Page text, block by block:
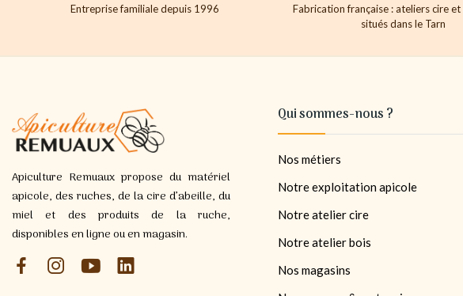
Entreprise familiale depuis 1996
Fabrication française : ateliers cire
situés dans le Tarn
Apiculture Remuaux propose du matériel
apicole, des ruches, de la cire d’abeille, du
miel et des produits de la ruche,
disponibles en ligne ou en magasin.
Qui sommes-nous ?
Nos métiers
Notre exploitation apicole
Notre atelier cire
Notre atelier bois
Nos magasins